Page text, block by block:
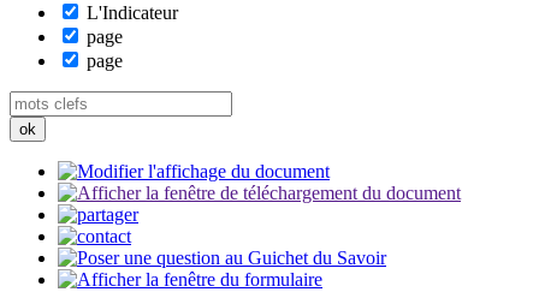
L'Indicateur
page
page